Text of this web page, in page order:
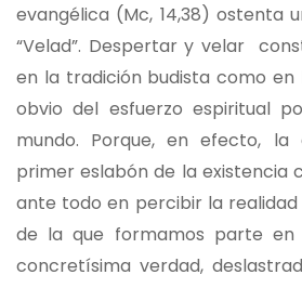
evangélica (Mc, 14,38) ostenta
“Velad”. Despertar y velar
en la tradición budista como
obvio del esfuerzo espiritual
mundo. Porque, en efecto,
primer eslabón de la existencia
ante todo en percibir la realidad
de la que formamos parte
concretísima verdad,